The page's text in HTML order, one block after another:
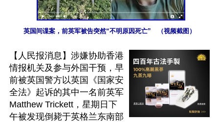
英国间谍案，前英军被告突然“不明原因死亡”　（视频截图）
【人民报消息】涉嫌协助香港
情报机关及参与外国干预，早
前被英国警方以英国《国家安
全法》起诉的其中一名前英军
Matthew Trickett，星期日下
午被发现倒毙于英格兰东南部